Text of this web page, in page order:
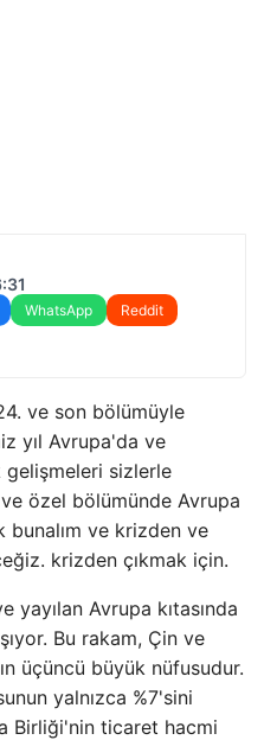
WhatsApp
Reddit
ve son bölümüyle
yıl Avrupa'da ve
sizlerle
özel bölümünde Avrupa
bunalım ve krizden ve
krizden çıkmak için.
Avrupa kıtasında
Bu rakam, Çin ve
üçüncü büyük nüfusudur.
yalnızca %7'sini
Birliği'nin ticaret hacmi